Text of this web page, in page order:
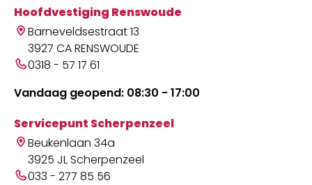
Hoofdvestiging Renswoude
Barneveldsestraat 13
3927 CA RENSWOUDE
0318 - 57 17 61
Vandaag geopend: 08:30 - 17:00
Servicepunt Scherpenzeel
Beukenlaan 34a
3925 JL Scherpenzeel
033 - 277 85 56